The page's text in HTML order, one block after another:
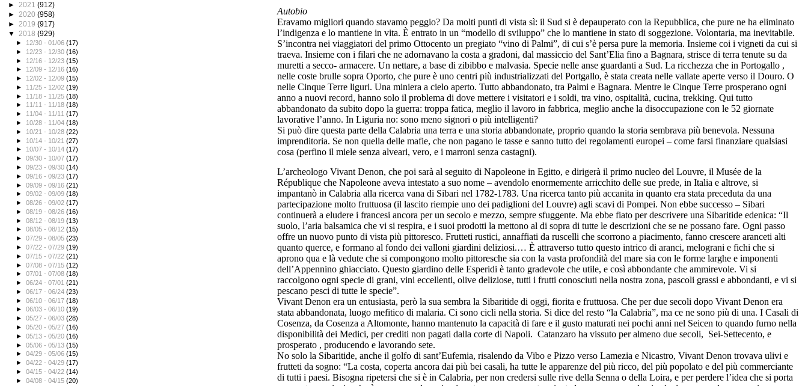
Autobio
Eravamo migliori quando stavamo peggio? Da molti punti di vista sì: il Sud si è depauperato con la Repubblica, che pure ne ha eliminato
l’indigenza e lo mantiene in vita. È entrato in un “modello di sviluppo” che lo mantiene in stato di soggezione. Volontaria, ma inevitabile.
S’incontra nei viaggiatori del primo Ottocento un pregiato “vino di Palmi”, di cui s’è persa pure la memoria. Insieme coi i vigneti da cui si
traeva. Insieme con i filari che ne adornavano la costa a gradoni, dal massiccio del Sant’Elia fino a Bagnara, strisce di terra tenute su da
muretti a secco- armacere. Un nettare, a base di zibibbo e malvasia. Specie nelle anse guardanti a Sud. La ricchezza che in Portogallo ,
nelle coste brulle sopra Oporto, che pure è uno centri più industrializzati del Portgallo, è stata creata nelle vallate aperte verso il Douro. O
nelle Cinque Terre liguri. Una miniera a cielo aperto. Tutto abbandonato, tra Palmi e Bagnara. Mentre le Cinque Terre prosperano ogni
anno a nuovi record, hanno solo il problema di dove mettere i visitatori e i soldi, tra vino, ospitalità, cucina, trekking. Qui tutto
abbandonato da subito dopo la guerra: troppa fatica, meglio il lavoro in fabbrica, meglio anche la disoccupazione con le 52 giornate
lavorative l’anno. In Liguria no: sono meno signori o più intelligenti?
Si può dire questa parte della Calabria una terra e una storia abbandonate, proprio quando la storia sembrava più benevola. Nessuna
imprenditoria. Se non quella delle mafie, che non pagano le tasse e sanno tutto dei regolamenti europei – come farsi finanziare qualsiasi
cosa (perfino il miele senza alveari, vero, e i marroni senza castagni).
L’archeologo Vivant Denon, che poi sarà al seguito di Napoleone in Egitto, e dirigerà il primo nucleo del Louvre, il Musée de la
République che Napoleone aveva intestato a suo nome – avendolo enormemente arricchito delle sue prede, in Italia e altrove, si
impantanò in Calabria alla ricerca vana di Sibari nel 1782-1783. Una ricerca tanto più accanita in quanto era stata preceduta da una
partecipazione molto fruttuosa (il lascito riempie uno dei padiglioni del Louvre) agli scavi di Pompei. Non ebbe successo – Sibari
continuerà a eludere i francesi ancora per un secolo e mezzo, sempre sfuggente. Ma ebbe fiato per descrivere una Sibaritide edenica: “Il
suolo, l’aria balsamica che vi si respira, e i suoi prodotti la mettono al di sopra di tutte le descrizioni che se ne possano fare. Ogni passo
offre un nuovo punto di vista più pittoresco. Frutteti rustici, annaffiati da ruscelli che scorrono a piacimento, fanno crescere aranceti alti
quanto querce, e formano al fondo dei valloni giardini deliziosi.… È attraverso tutto questo intrico di aranci, melograni e fichi che si
aprono qua e là vedute che si compongono molto pittoresche sia con la vasta profondità del mare sia con le forme larghe e imponenti
dell’Appennino ghiacciato. Questo giardino delle Esperidi è tanto gradevole che utile, e così abbondante che ammirevole. Vi si
raccolgono ogni specie di grani, vini eccellenti, olive deliziose, tutti i frutti conosciuti nella nostra zona, pascoli grassi e abbondanti, e vi si
pescano pesci di tutte le specie”.
Vivant Denon era un entusiasta, però la sua sembra la Sibaritide di oggi, fiorita e fruttuosa. Che per due secoli dopo Vivant Denon era
stata abbandonata, luogo mefitico di malaria. Ci sono cicli nella storia. Si dice del resto “la Calabria”, ma ce ne sono più di una. I Casali di
Cosenza, da Cosenza a Altomonte, hanno mantenuto la capacità di fare e il gusto maturati nei pochi anni nel Seicen to quando furno nella
disponibilità dei Medici, per crediti non pagati dalla corte di Napoli. Catanzaro ha vissuto per almeno due secoli, Sei-Settecento, e
prosperato , producendo e lavorando sete.
No solo la Sibaritide, anche il golfo di sant’Eufemia, risalendo da Vibo e Pizzo verso Lamezia e Nicastro, Vivant Denon trovava ulivi e
frutteti da sogno: “La costa, coperta ancora dai più bei casali, ha tutte le apparenze del più ricco, del più popolato e del più commerciante
di tutti i paesi. Bisogna ripetersi che si è in Calabria, per non credersi sulle rive della Senna o della Loira, e per perdere l’idea che si porta
► 2021 (912)
► 2020 (958)
► 2019 (917)
▼ 2018 (929)
► 12/30 - 01/06(17)
► 12/23 - 12/30(16)
► 12/16 - 12/23(15)
► 12/09 - 12/16(16)
► 12/02 - 12/09(15)
► 11/25 - 12/02(19)
► 11/18 - 11/25(18)
► 11/11 - 11/18(18)
► 11/04 - 11/11(17)
► 10/28 - 11/04(18)
► 10/21 - 10/28(22)
► 10/14 - 10/21(27)
► 10/07 - 10/14(17)
►09/30 - 10/07(17)
►09/23 - 09/30(14)
►09/16 - 09/23(17)
►09/09 - 09/16(21)
►09/02 - 09/09(18)
►08/26 - 09/02(17)
►08/19 - 08/26(16)
►08/12 - 08/19(13)
►08/05 - 08/12(15)
►07/29 - 08/05(23)
►07/22 - 07/29(19)
►07/15 - 07/22(21)
►07/08 - 07/15(12)
►07/01 - 07/08(18)
►06/24 - 07/01(21)
►06/17 - 06/24(23)
►06/10 - 06/17(18)
►06/03 - 06/10(19)
►05/27 - 06/03(28)
►05/20 - 05/27(16)
►05/13 - 05/20(16)
►05/06 - 05/13(15)
►04/29 - 05/06(15)
►04/22 - 04/29(17)
►04/15 - 04/22(14)
►04/08 - 04/15(20)